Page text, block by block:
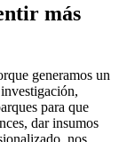
más
generamos un
para que
dar insumos
nos